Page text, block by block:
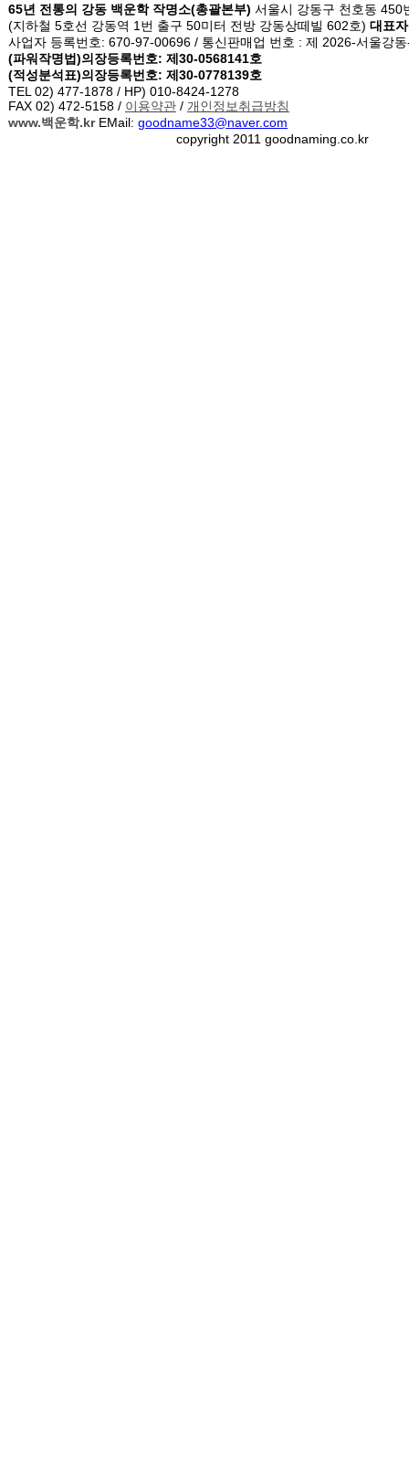
65년 전통의 강동 백운학 작명소(총괄본부) 서울시 강동구 천호동 450
(지하철 5호선 강동역 1번 출구 50미터 전방 강동상떼빌 602호) 대표
사업자 등록번호: 670-97-00696 / 통신판매업 번호 : 제 2026-서울강
(파워작명법)의장등록번호: 제30-0568141호
(적성분석표)의장등록번호: 제30-0778139호
TEL 02) 477-1878 / HP) 010-8424-1278
FAX 02) 472-5158 / 이용약관 / 개인정보취급방침
www.백운학.kr EMail: goodname33@naver.com
copyright 2011 goodnaming.co.kr